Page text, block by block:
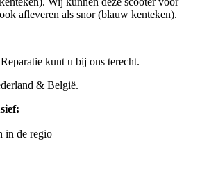
afleveren als snor (blauw kenteken).
kunt u bij ons terecht.
& België.
in de regio